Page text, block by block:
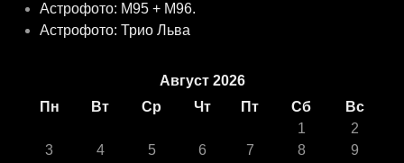
Астрофото: M95 + M96.
Астрофото: Трио Льва
Август 2026
Пн
Вт Ср Чт Пт Сб
Вс
1
2
3
4 5 6 7 8
9